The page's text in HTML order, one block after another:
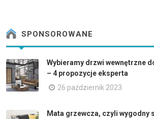
SPONSOROWANE
Wybieramy drzwi wewnętrzne
– 4 propozycje eksperta
26 październik 2023
Mata grzewcza, czyli wygodny